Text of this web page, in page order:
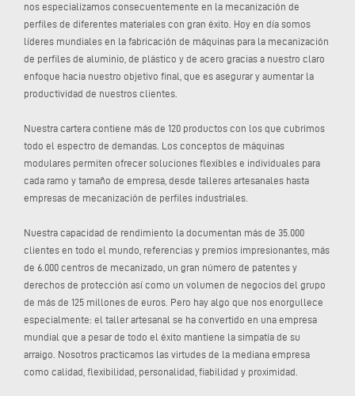
nos especializamos consecuentemente en la mecanización de
perfiles de diferentes materiales con gran éxito. Hoy en día somos
líderes mundiales en la fabricación de máquinas para la mecanización
de perfiles de aluminio, de plástico y de acero gracias a nuestro claro
enfoque hacia nuestro objetivo final, que es asegurar y aumentar la
productividad de nuestros clientes.
Nuestra cartera contiene más de 120 productos con los que cubrimos
todo el espectro de demandas. Los conceptos de máquinas
modulares permiten ofrecer soluciones flexibles e individuales para
cada ramo y tamaño de empresa, desde talleres artesanales hasta
empresas de mecanización de perfiles industriales.
Nuestra capacidad de rendimiento la documentan más de 35.000
clientes en todo el mundo, referencias y premios impresionantes, más
de 6.000 centros de mecanizado, un gran número de patentes y
derechos de protección así como un volumen de negocios del grupo
de más de 125 millones de euros. Pero hay algo que nos enorgullece
especialmente: el taller artesanal se ha convertido en una empresa
mundial que a pesar de todo el éxito mantiene la simpatía de su
arraigo. Nosotros practicamos las virtudes de la mediana empresa
como calidad, flexibilidad, personalidad, fiabilidad y proximidad.